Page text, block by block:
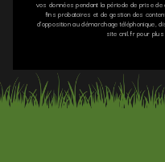
vos données pendant la période de prise
fins probatoires et de gestion des
d'opposition au démarchage téléphonique,
site cnil.fr pour